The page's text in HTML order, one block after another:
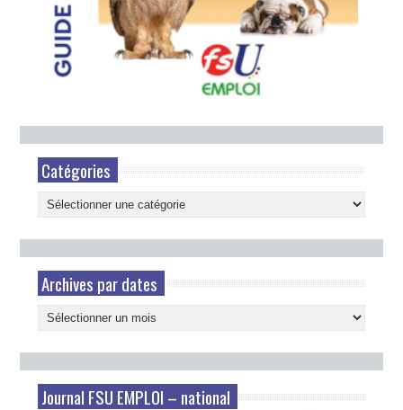
Catégories
Catégories
Archives par dates
Archives
par
dates
Journal FSU EMPLOI – national